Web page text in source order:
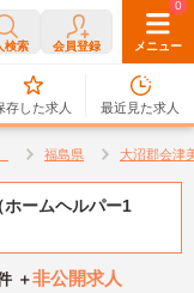
検索 会員登録 メニュー
0
存した求人
0
最近見た求人
福島県 大沼郡会津
ームヘルパー1
＋非公開求人